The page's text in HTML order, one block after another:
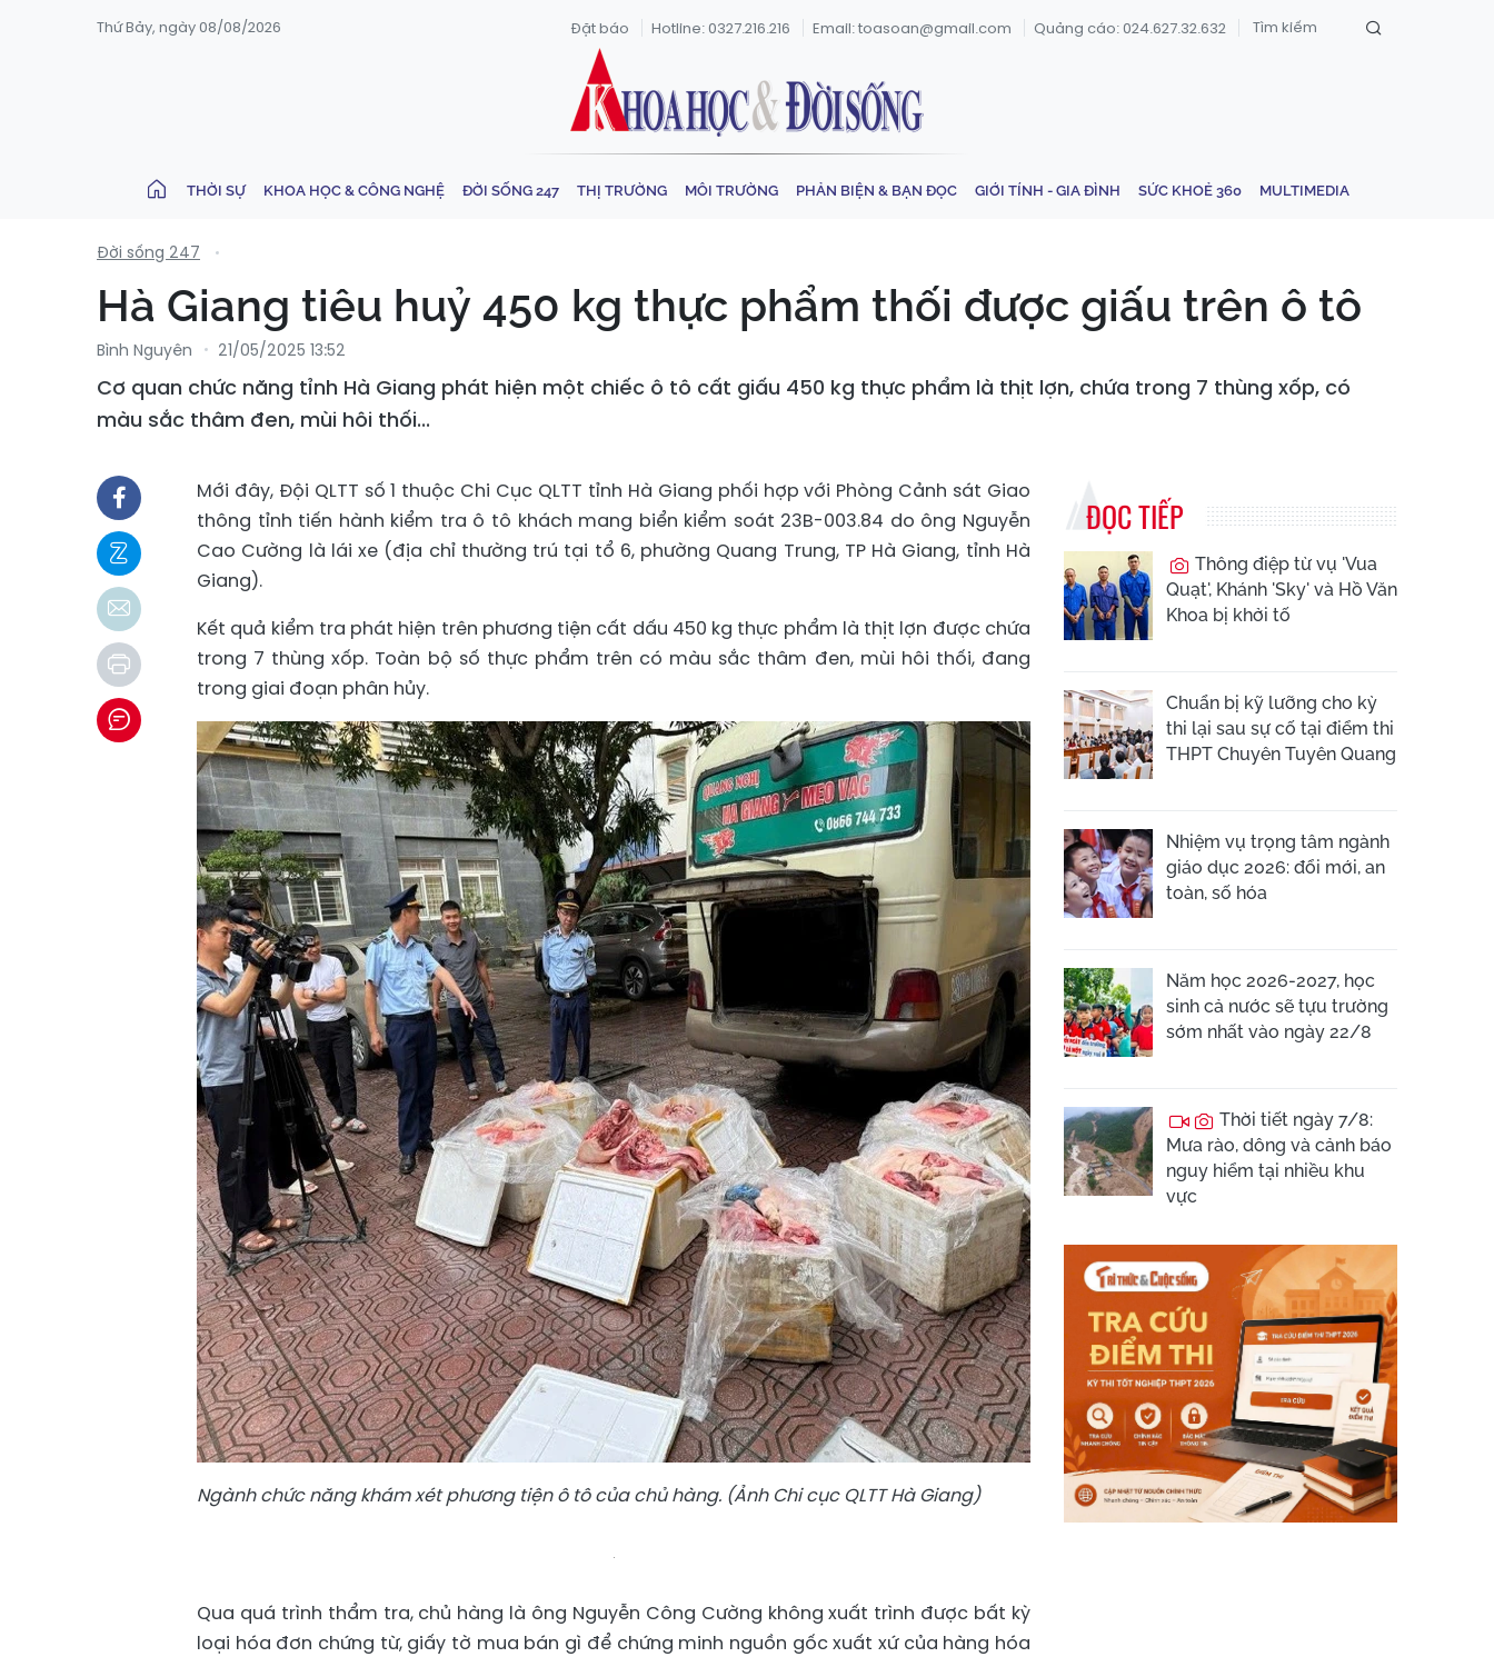
Thứ Bảy, ngày 08/08/2026 Đặt báo Hotline: 0327.216.216 Email: toasoan@gmail.com Quảng cáo: 024.627.32.632
THỜI SỰ KHOA HỌC & CÔNG NGHỆ ĐỜI SỐNG 247 THỊ TRƯỜNG MÔI TRƯỜNG PHẢN BIỆN & BẠN ĐỌC GIỚI TÍNH - GIA ĐÌNH SỨC KHOẺ 360 MULTIMEDIA
Đời sống 247
Hà Giang tiêu huỷ 450 kg thực phẩm thối được giấu trên ô tô
Bình Nguyên 21/05/2025 13:52
Cơ quan chức năng tỉnh Hà Giang phát hiện một chiếc ô tô cất giấu 450 kg thực phẩm là thịt lợn, chứa trong 7 thùng xốp, có
màu sắc thâm đen, mùi hôi thối...
Mới đây, Đội QLTT số 1 thuộc Chi Cục QLTT tỉnh Hà Giang phối hợp với Phòng Cảnh sát Giao
thông tỉnh tiến hành kiểm tra ô tô khách mang biển kiểm soát 23B-003.84 do ông Nguyễn
Cao Cường là lái xe (địa chỉ thường trú tại tổ 6, phường Quang Trung, TP Hà Giang, tỉnh Hà
Giang).
Kết quả kiểm tra phát hiện trên phương tiện cất dấu 450 kg thực phẩm là thịt lợn được chứa
trong 7 thùng xốp. Toàn bộ số thực phẩm trên có màu sắc thâm đen, mùi hôi thối, đang
trong giai đoạn phân hủy.
Ngành chức năngkhám xét phương tiện ô tô của chủ hàng. (Ảnh Chi cục QLTT Hà Giang)
Qua quá trình thẩm tra, chủ hàng là ông Nguyễn Công Cường không xuất trình được bất kỳ
loại hóa đơn chứng từ, giấy tờ mua bán gì để chứng minh nguồn gốc xuất xứ của hàng hóa
ĐỌC TIẾP
Thông điệp từ vụ 'Vua
Quạt', Khánh 'Sky' và Hồ Văn
Khoa bị khởi tố
Chuẩn bị kỹ lưỡng cho kỳ
thi lại sau sự cố tại điểm thi
THPT Chuyên Tuyên Quang
Nhiệm vụ trọng tâm ngành
giáo dục 2026: đổi mới, an
toàn, số hóa
Năm học 2026-2027, học
sinh cả nước sẽ tựu trường
sớm nhất vào ngày 22/8
Thời tiết ngày 7/8:
Mưa rào, dông và cảnh báo
nguy hiểm tại nhiều khu
vực